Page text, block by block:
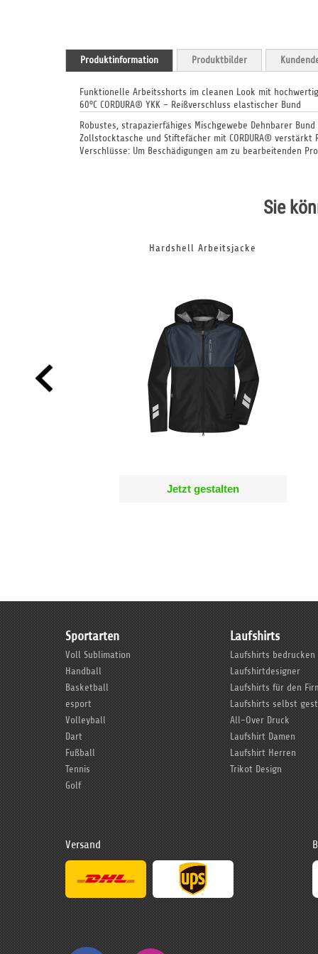
Produktinformation
Funktionelle Arbeitsshorts im cleanen Look mit
60°C CORDURA® YKK - Reißverschluss elastischer Bund
Robustes, strapazierfähiges Mischgewebe Dehnbarer
Zollstocktasche und Stiftefächer mit CORDURA® verstärkt
Verschlüsse: Um Beschädigungen am zu bearbeitenden
Produktbilder
Sie
Hardshell Arbeitsjacke
Jetzt gestalten
Sportarten
Voll Sublimation
Handball
Basketball
esport
Volleyball
Dart
Fußball
Tennis
Golf
Laufshirts
Laufshirts bedrucken
Laufshirtdesigner
Laufshirts für den
Laufshirts selbst
All-Over Druck
Laufshirt Damen
Laufshirt Herren
Trikot Design
Versand